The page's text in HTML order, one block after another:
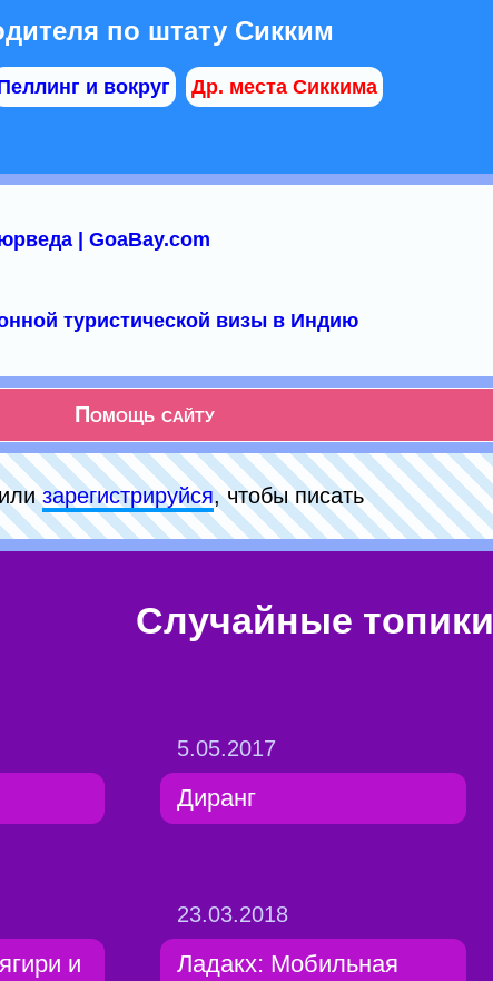
по штату Сикким
и вокруг Др. места Сиккима
| GoaBay.com
туристической визы в Индию
Помощь сайту
зарeгиcтpируйся, чтобы писать
Случайные топики
5.05.2017
Диранг
и
23.03.2018
Ладакх: Мобильная